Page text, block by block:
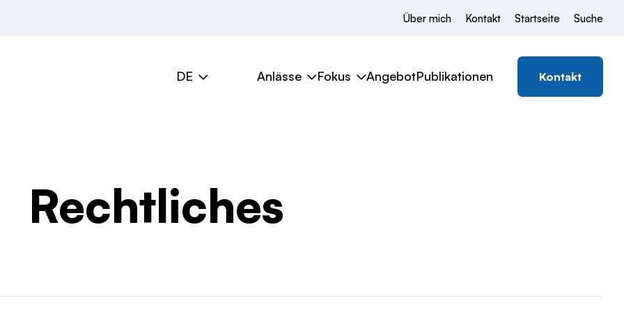
Über mich Kontakt Startseite Suche
DE Anlässe Fokus AngebotPublikationen Kontakt
Rechtliches